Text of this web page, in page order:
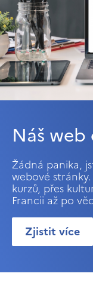
Náš
Žádná panika,
webové
kurzů, přes
Francii až po
Zjistit více